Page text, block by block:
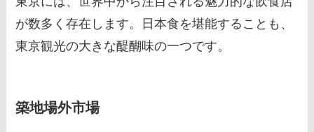
が数多く存在します。日本食を堪能することも、
東京観光の大きな醍醐味の一つです。
築地場外市場